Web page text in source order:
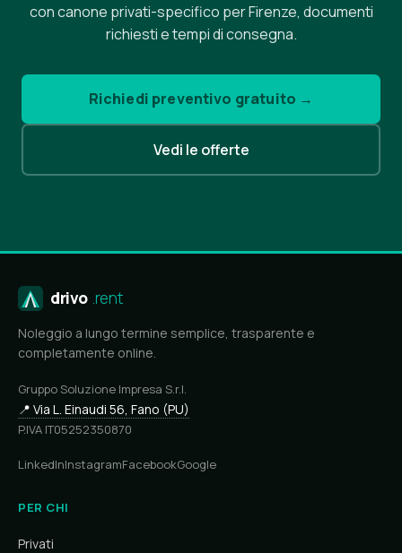
con canone privati-specifico per Firenze, documenti
richiesti e tempi di consegna.
Richiedi preventivo gratuito →
Vedi le offerte
drivo .rent
Noleggio a lungo termine semplice, trasparente e
completamente online.
Gruppo Soluzione Impresa S.r.l.
📍 Via L. Einaudi 56, Fano (PU)
P.IVA IT05252350870
LinkedInInstagramFacebookGoogle
PER CHI
Privati